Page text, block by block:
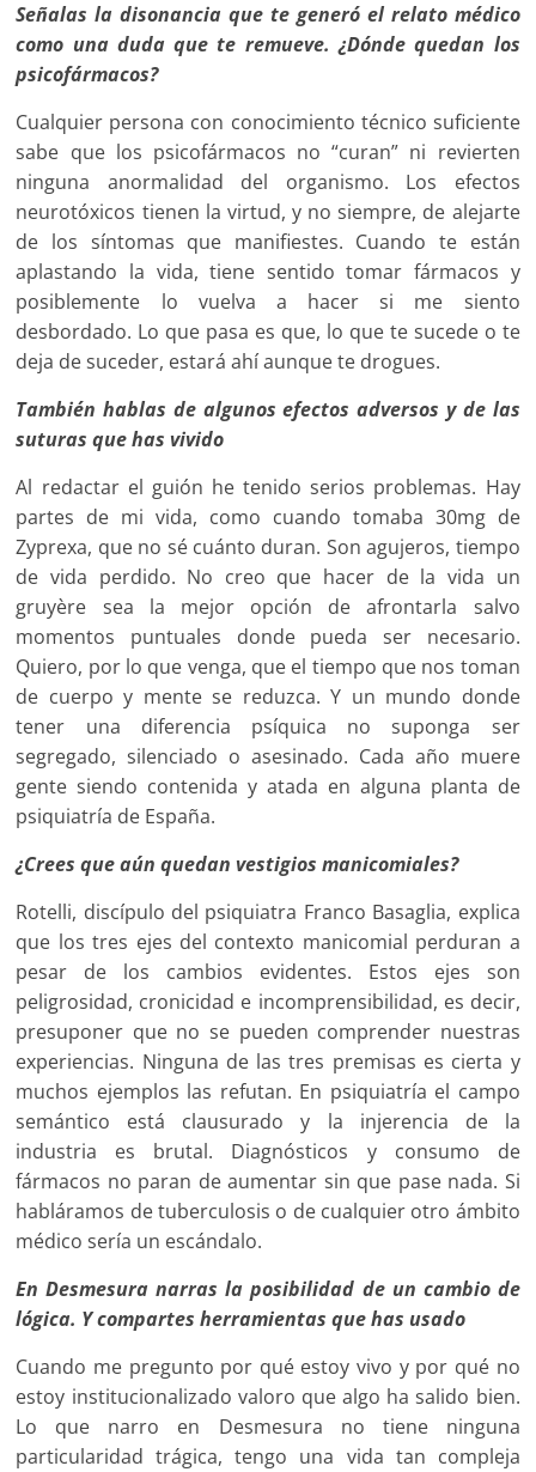
Señalas la disonancia que te generó el relato médico
como una duda que te remueve. ¿Dónde quedan los
psicofármacos?
Cualquier persona con conocimiento técnico suficiente
sabe que los psicofármacos no “curan” ni revierten
ninguna anormalidad del organismo. Los efectos
neurotóxicos tienen la virtud, y no siempre, de alejarte
de los síntomas que manifiestes. Cuando te están
aplastando la vida, tiene sentido tomar fármacos y
posiblemente lo vuelva a hacer si me siento
desbordado. Lo que pasa es que, lo que te sucede o te
deja de suceder, estará ahí aunque te drogues.
También hablas de algunos efectos adversos y de las
suturas que has vivido
Al redactar el guión he tenido serios problemas. Hay
partes de mi vida, como cuando tomaba 30mg de
Zyprexa, que no sé cuánto duran. Son agujeros, tiempo
de vida perdido. No creo que hacer de la vida un
gruyère sea la mejor opción de afrontarla salvo
momentos puntuales donde pueda ser necesario.
Quiero, por lo que venga, que el tiempo que nos toman
de cuerpo y mente se reduzca. Y un mundo donde
tener una diferencia psíquica no suponga ser
segregado, silenciado o asesinado. Cada año muere
gente siendo contenida y atada en alguna planta de
psiquiatría de España.
¿Crees que aún quedan vestigios manicomiales?
Rotelli, discípulo del psiquiatra Franco Basaglia, explica
que los tres ejes del contexto manicomial perduran a
pesar de los cambios evidentes. Estos ejes son
peligrosidad, cronicidad e incomprensibilidad, es decir,
presuponer que no se pueden comprender nuestras
experiencias. Ninguna de las tres premisas es cierta y
muchos ejemplos las refutan. En psiquiatría el campo
semántico está clausurado y la injerencia de la
industria es brutal. Diagnósticos y consumo de
fármacos no paran de aumentar sin que pase nada. Si
habláramos de tuberculosis o de cualquier otro ámbito
médico sería un escándalo.
En Desmesura narras la posibilidad de un cambio de
lógica. Y compartes herramientas que has usado
Cuando me pregunto por qué estoy vivo y por qué no
estoy institucionalizado valoro que algo ha salido bien.
Lo que narro en Desmesura no tiene ninguna
particularidad trágica, tengo una vida tan compleja